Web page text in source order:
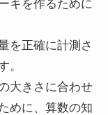
キを作るために
を正確に計測さ
。
大きさに合わせ
めに、算数の知